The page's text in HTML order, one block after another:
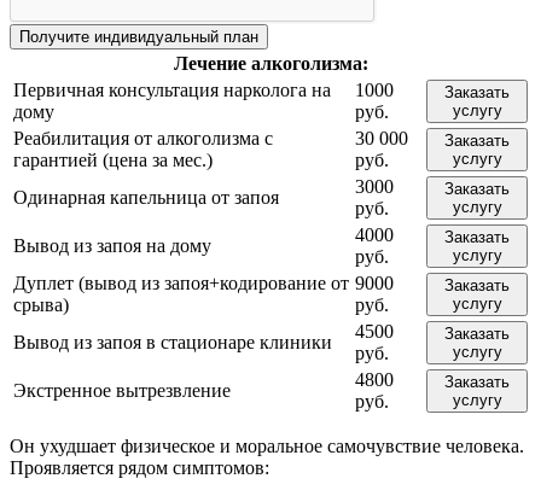
Лечение алкоголизма:
Первичная консультация нарколога на
дому
1000
руб.
Заказать
услугу
Реабилитация от алкоголизма с
гарантией (цена за мес.)
30 000
руб.
Заказать
услугу
Одинарная капельница от запоя
3000
руб.
Заказать
услугу
Вывод из запоя на дому
4000
руб.
Заказать
услугу
Дуплет (вывод из запоя+кодирование от
срыва)
9000
руб.
Заказать
услугу
Вывод из запоя в стационаре клиники
4500
руб.
Заказать
услугу
Экстренное вытрезвление
4800
руб.
Заказать
услугу
Он ухудшает физическое и моральное самочувствие человека.
Проявляется рядом симптомов: